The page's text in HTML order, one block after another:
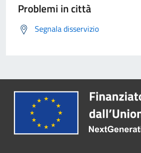
Problemi in città
Segnala disservizio